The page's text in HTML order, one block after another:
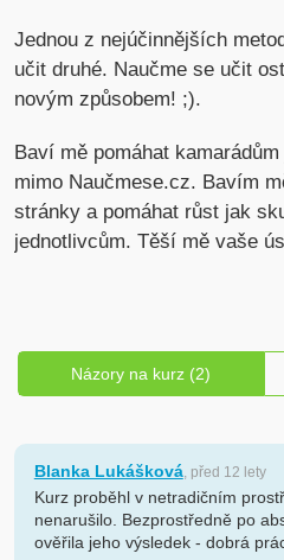
Jednou z nejúčinnějších
učit druhé. Naučme se učit
novým způsobem! ;).
Baví mě pomáhat
mimo Naučmese.cz. Bavím
stránky a pomáhat růst jak
jednotlivcům. Těší mě vaše
Názory na kurz (2)
Blanka Lukášková, před 12 lety
Kurz proběhl v netradičním
nenarušilo. Bezprostředně po
ověřila jeho výsledek - dobrá